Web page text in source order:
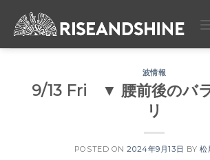
波情報
9/13 Fri ▼ 腰前後のバ
リ
POSTED ON2024年9月13日 BY松